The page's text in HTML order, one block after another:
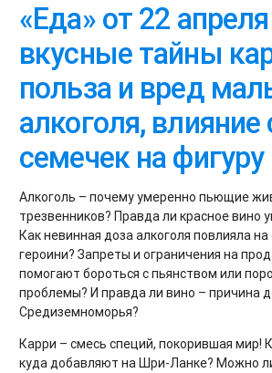
«Еда» от 22
вкусные тайны
польза и вред
алкоголя, влияние
семечек на фигуру
Алкоголь – почему умеренно пьющие
трезвенников? Правда ли красное вино
Как невинная доза алкоголя повлияла
героини? Запреты и ограничения на
помогают бороться с пьянством или
проблемы? И правда ли вино – причина
Средиземноморья?
Карри – смесь специй, покорившая мир!
куда добавляют на Шри-Ланке? Можно